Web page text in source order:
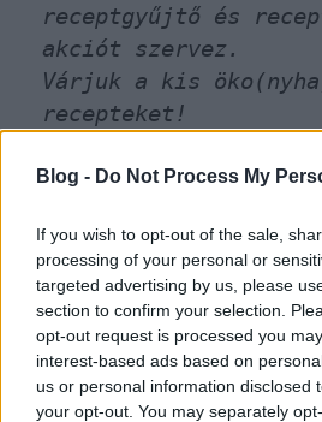
Blog - Do Not Process My
If you wish to opt-out of the sale,
processing of your personal or
targeted advertising by us, please
section to confirm your selection.
opt-out request is processed you
interest-based ads based on
us or personal information disclosed
your opt-out. You may separately
receptgyűjtő és
akciót szervez.
Várjuk a kis
recepteket!
velünk is! Határidő:
- Készíts képet a
vagy az
montázs is.
- Írd össze a
- Néhány szóban oszd
készítetted!